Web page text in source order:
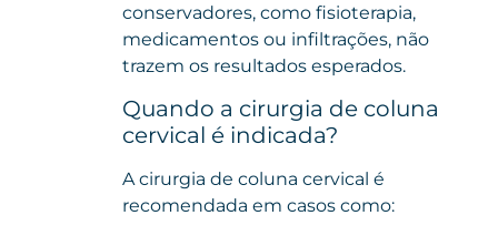
conservadores, como fisioterapia,
medicamentos ou infiltrações, não
trazem os resultados esperados.
Quando a cirurgia de coluna
cervical é indicada?
A cirurgia de coluna cervical é
recomendada em casos como: